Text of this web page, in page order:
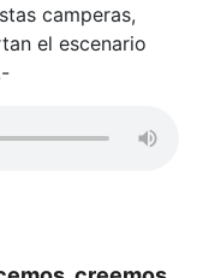
camperas,
el escenario